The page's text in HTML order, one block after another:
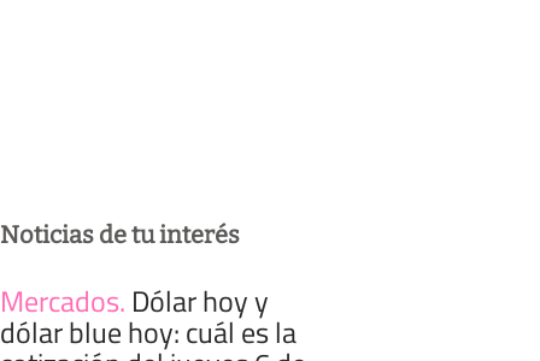
Noticias de tu interés
Mercados. Dólar hoy y
dólar blue hoy: cuál es la